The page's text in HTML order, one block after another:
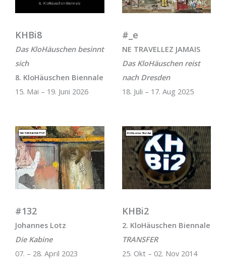
KHBi8
Das KloHäuschen besinnt
sich
8. KloHäuschen Biennale
15. Mai – 19. Juni 2026
#_e
NE TRAVELLEZ JAMAIS
Das KloHäuschen reist
nach Dresden
18. Juli – 17. Aug 2025
#132
Johannes Lotz
Die Kabine
07. – 28. April 2023
KHBi2
2. KloHäuschen Biennale
TRANSFER
25. Okt – 02. Nov 2014